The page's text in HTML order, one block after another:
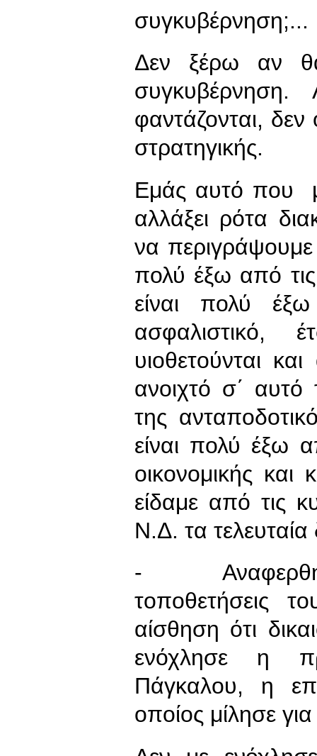
συγκυβέρνηση;...
Δεν ξέρω αν
φαντάζονται, δεν
στρατηγικής.
Εμάς αυτό που
αλλάξει ρότα
να
πολύ έξω από
είναι πολύ
ασφαλιστικό,
υιοθετούνται
ανοιχτό σ΄
της
είναι πολύ έξω
οικονομικής και
είδαμε από τις
Ν.Δ. τα τελευταία
-
τοποθετήσεις
αίσθηση ότι
ενόχλησε η
Πάγκαλου, η
οποίος μίλησε